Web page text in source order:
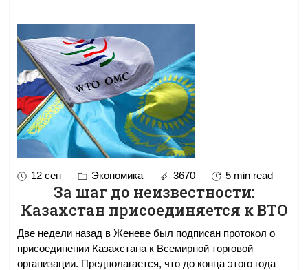
12 сен Экономика 3670 5 min read
За шаг до неизвестности:
Казахстан присоединяется к ВТО
Две недели назад в Женеве был подписан протокол о
присоединении Казахстана к Всемирной торговой
организации. Предполагается, что до конца этого года